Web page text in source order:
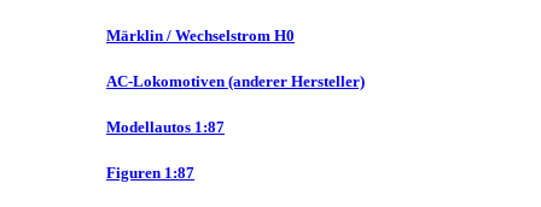
Märklin / Wechselstrom H0
AC-Lokomotiven (anderer Hersteller)
Modellautos 1:87
Figuren 1:87